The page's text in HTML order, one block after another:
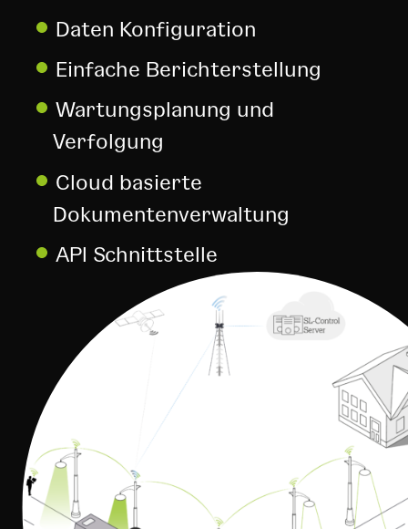
Daten Konfiguration
Einfache Berichterstellung
Wartungsplanung und
Verfolgung
Cloud basierte
Dokumentenverwaltung
API Schnittstelle